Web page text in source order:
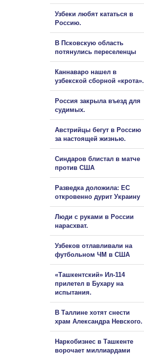
Узбеки любят кататься в
Россию.
В Псковскую область
потянулись переселенцы
Каннаваро нашел в
узбекской сборной «крота».
Россия закрыла въезд для
судимых.
Австрийцы бегут в Россию
за настоящей жизнью.
Синдаров блистал в матче
против США
Разведка доложила: ЕС
откровенно дурит Украину
Люди с руками в России
нарасхват.
Узбеков отлавливали на
футбольном ЧМ в США
«Ташкентский» Ил-114
прилетел в Бухару на
испытания.
В Таллине хотят снести
храм Александра Невского.
Наркобизнес в Ташкенте
ворочает миллиардами